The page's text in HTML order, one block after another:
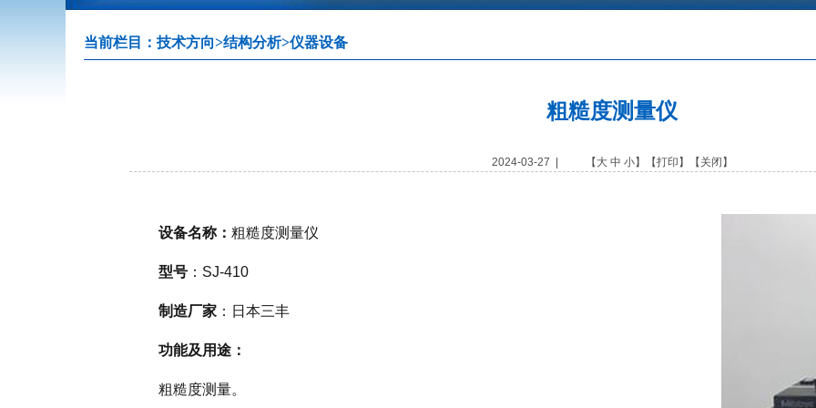
当前栏目： 技术方向>结构分析>仪器设备
粗糙度测量仪
2024-03-27 | 【 大 中 小】【打印 】【 关闭 】
设备名称： 粗糙度测量仪
型号 ：SJ-410
制造厂家 ：日本三丰
功能及用途：
粗糙度测量。